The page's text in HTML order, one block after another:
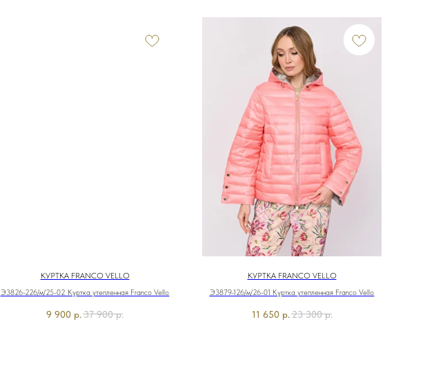
КУРТКА FRANCO VELLO
Э3826-226/м/25-02 Куртка утепленная Franco Vello
9 900 р.37 900 р.
КУРТКА FRANCO VELLO
Э3879-126/м/26-01 Куртка утепленная Franco Vello
11 650 р.23 300 р.